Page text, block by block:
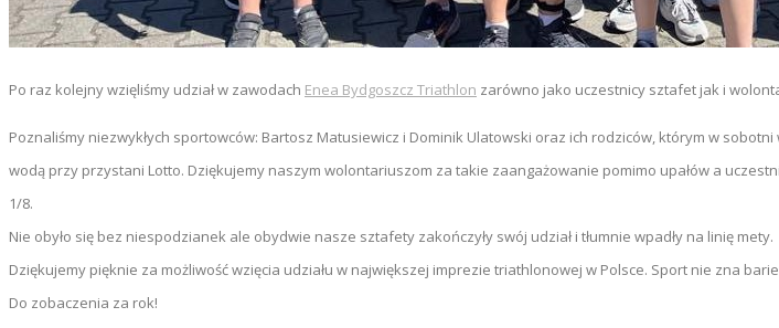
Po raz kolejny wzięliśmy udział w zawodach Enea Bydgoszcz Triathlon zarówno jako uczestnicy sztafet jak i
Poznaliśmy niezwykłych sportowców: Bartosz Matusiewicz i Dominik Ulatowski oraz ich rodziców, którym w
wodą przy przystani Lotto. Dziękujemy naszym wolontariuszom za takie zaangażowanie pomimo upałów a
1/8.
Nie obyło się bez niespodzianek ale obydwie nasze sztafety zakończyły swój udział i tłumnie wpadły na linię mety.
Dziękujemy pięknie za możliwość wzięcia udziału w największej imprezie triathlonowej w Polsce. Sport nie zna
Do zobaczenia za rok!